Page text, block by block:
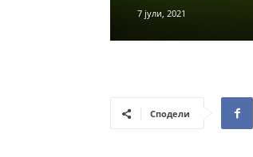
7 јули, 2021
Сподели